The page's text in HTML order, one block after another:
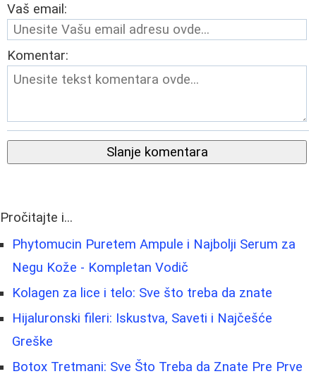
Vaš email:
Komentar:
Slanje komentara
Pročitajte i...
Phytomucin Puretem Ampule i Najbolji Serum za
Negu Kože - Kompletan Vodič
Kolagen za lice i telo: Sve što treba da znate
Hijaluronski fileri: Iskustva, Saveti i Najčešće
Greške
Botox Tretmani: Sve Što Treba da Znate Pre Prve